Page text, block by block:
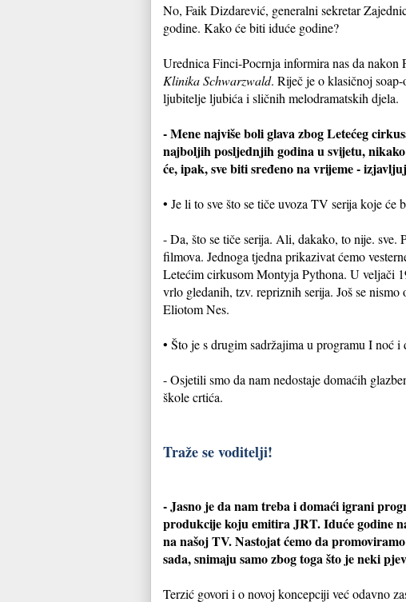
No, Faik Dizdarević, generalni sekretar
godine. Kako će biti iduće godine?
Urednica Finci-Pocrnja informira nas da nakon
Klinika Schwarzwald. Riječ je o klasičnoj
ljubitelje ljubića i sličnih melodramatskih djela.
- Mene najviše boli glava zbog Letećeg
najboljih posljednjih godina u svijetu, nikako
će, ipak, sve biti sređeno na vrijeme -
• Je li to sve što se tiče uvoza TV serija koje
- Da, što se tiče serija. Ali, dakako, to nije. sve.
filmova. Jednoga tjedna prikazivat ćemo
Letećim cirkusom Montyja Pythona. U veljači
vrlo gledanih, tzv. repriznih serija. Još se
Eliotom Nes.
• Što je s drugim sadržajima u programu I noć i
- Osjetili smo da nam nedostaje domaćih
škole crtića.
Traže se voditelji!
- Jasno je da nam treba i domaći igrani
produkcije koju emitira JRT. Iduće godine
na našoj TV. Nastojat ćemo da
sada, snimaju samo zbog toga što je neki
Terzić govori i o novoj koncepciji već odavno